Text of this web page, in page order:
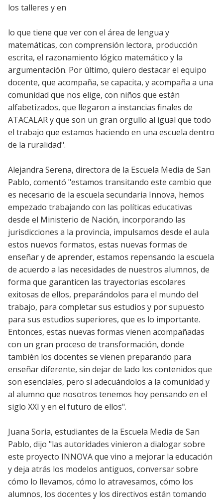
los talleres y en
lo que tiene que ver con el área de lengua y
matemáticas, con comprensión lectora, producción
escrita, el razonamiento lógico matemático y la
argumentación. Por último, quiero destacar el equipo
docente, que acompaña, se capacita, y acompaña a una
comunidad que nos elige, con niños que están
alfabetizados, que llegaron a instancias finales de
ATACALAR y que son un gran orgullo al igual que todo
el trabajo que estamos haciendo en una escuela dentro
de la ruralidad".
Alejandra Serena, directora de la Escuela Media de San
Pablo, comentó "estamos transitando este cambio que
es necesario de la escuela secundaria Innova, hemos
empezado trabajando con las políticas educativas
desde el Ministerio de Nación, incorporando las
jurisdicciones a la provincia, impulsamos desde el aula
estos nuevos formatos, estas nuevas formas de
enseñar y de aprender, estamos repensando la escuela
de acuerdo a las necesidades de nuestros alumnos, de
forma que garanticen las trayectorias escolares
exitosas de ellos, preparándolos para el mundo del
trabajo, para completar sus estudios y por supuesto
para sus estudios superiores, que es lo importante.
Entonces, estas nuevas formas vienen acompañadas
con un gran proceso de transformación, donde
también los docentes se vienen preparando para
enseñar diferente, sin dejar de lado los contenidos que
son esenciales, pero sí adecuándolos a la comunidad y
al alumno que nosotros tenemos hoy pensando en el
siglo XXI y en el futuro de ellos".
Juana Soria, estudiantes de la Escuela Media de San
Pablo, dijo "las autoridades vinieron a dialogar sobre
este proyecto INNOVA que vino a mejorar la educación
y deja atrás los modelos antiguos, conversar sobre
cómo lo llevamos, cómo lo atravesamos, cómo los
alumnos, los docentes y los directivos están tomando